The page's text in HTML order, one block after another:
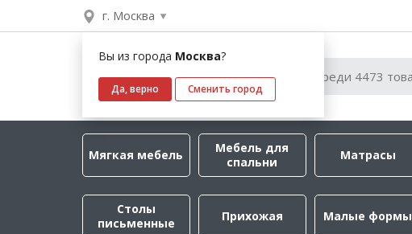
г. Москва
Вы из города Москва?
Да, верно Сменить город
Мягкая мебель
Мебель для
спальни
Матрасы
Столы
письменные
Прихожая Малые формы